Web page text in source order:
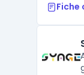
Fiche